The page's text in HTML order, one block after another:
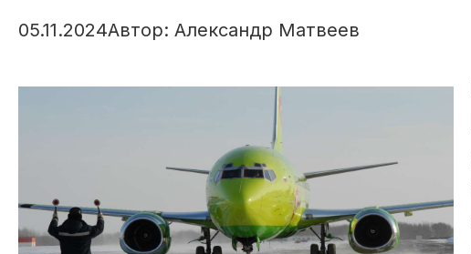
05.11.2024Автор: Александр Матвеев